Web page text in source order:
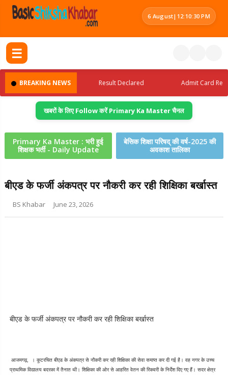
6 August| 12:10:30 PM
☰
BREAKING NEWS
Jobs Update Result Declared Admit Card
खबरों के लिए Follow करें Primary Ka Master चैनल
Primary Ka Master : भरी हुई
शिक्षक भर्ती - Daily Update
बेसिक शिक्षा परिषद् की वर्ष-2025 की
अवकाश तालिका
बीएड के फर्जी अंकपत्र पर नौकरी कर रही शिक्षिका बर्खास्त
BS Khabar June 23, 2026
बीएड के फर्जी अंकपत्र पर नौकरी कर रही शिक्षिका बर्खास्त
आजमगढ़,  । कूटरचित बीएड के अंकपत्र से नौकरी कर रही शिक्षिका की सेवा समाप्त कर दी गई है। वह नगर के उच्च
प्राथमिक विद्यालय बदरका में तैनात थी। शिक्षिका की ओर से आहरित वेतन की रिकवरी के निर्देश दिए गए हैं। सदर क्षेत्र